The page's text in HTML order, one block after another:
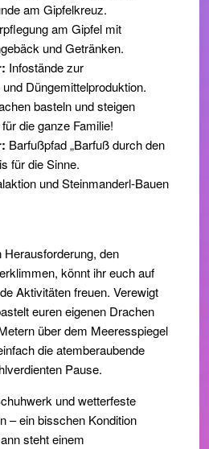
am Gipfelkreuz.
am Gipfel mit
und Getränken.
Infostände zur
Düngemittelproduktion.
basteln und steigen
die ganze Familie!
Barfußpfad „Barfuß durch den
für die Sinne.
und Steinmanderl-Bauen
den
könnt ihr euch auf
Aktivitäten freuen. Verewigt
euren eigenen Drachen
über dem Meeresspiegel
die atemberaubende
Pause.
und wetterfeste
– ein bisschen Kondition
steht einem